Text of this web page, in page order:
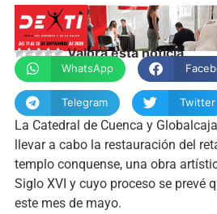
Valora esta noticia
WhatsApp
Telegram Twitter
La Catedral de Cuenca y
llevar a cabo la restauración del
templo conquense, una obra
Siglo XVI y cuyo proceso se prevé
este mes de mayo.